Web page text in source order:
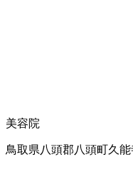
美容院
鳥取県八頭郡八頭町久能